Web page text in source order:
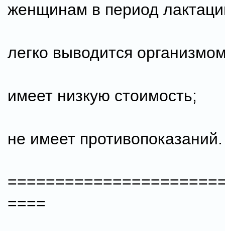
женщинам в период
легко выводится
имеет низкую стоимость;
не имеет противопоказаний.
====